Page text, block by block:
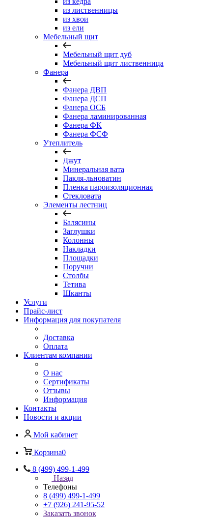
из лиственницы
из хвои
из ели
Мебельный щит
Мебельный щит дуб
Мебельный щит лиственница
Фанера
Фанера ДВП
Фанера ДСП
Фанера ОСБ
Фанера ламинированная
Фанера ФК
Фанера ФСФ
Утеплитель
Джут
Минеральная вата
Пакля-льноватин
Пленка пароизоляционная
Стекловата
Элементы лестниц
Балясины
Заглушки
Колонны
Накладки
Площадки
Поручни
Столбы
Тетива
Шканты
Услуги
Прайс-лист
Информация для покупателя
Доставка
Оплата
Клиентам компании
О нас
Сертификаты
Отзывы
Информация
Контакты
Новости и акции
Мой кабинет
Корзина0
8 (499) 499-1-499
Назад
Телефоны
8 (499) 499-1-499
+7 (926) 241-95-52
Заказать звонок